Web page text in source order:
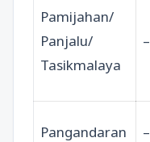
Pamijahan/
Panjalu/
Tasikmalaya
–
Pangandaran –